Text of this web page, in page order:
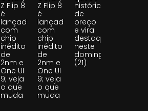
Z Flip 8
é
lançado
com
chip
inédito
de
2nm e
One UI
9; veja
o que
muda
Z Flip 8
é
lançado
com
chip
inédito
de
2nm e
One UI
9; veja
o que
muda
histórica
de
preço
e vira
destaque
neste
domingo
(21)